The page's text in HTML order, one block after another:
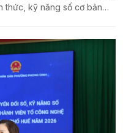
thức, kỹ năng số cơ bản